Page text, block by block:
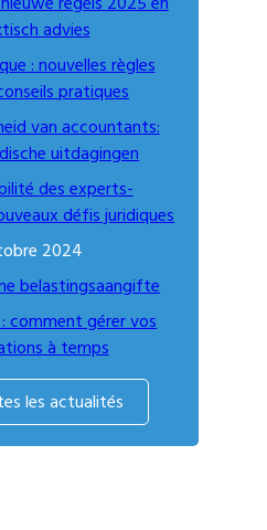
advies
: nouvelles règles
pratiques
van accountants:
uitdagingen
des experts-
défis juridiques
2024
belastingsaangifte
comment gérer vos
à temps
les actualités